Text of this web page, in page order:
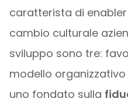
caratterista di
cambio culturale
sviluppo sono tre:
modello
uno fondato sulla